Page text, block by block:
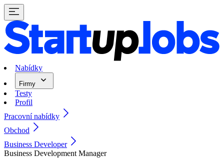
Nabídky
Firmy
Testy
Profil
Pracovní nabídky
Obchod
Business Developer
Business Development Manager